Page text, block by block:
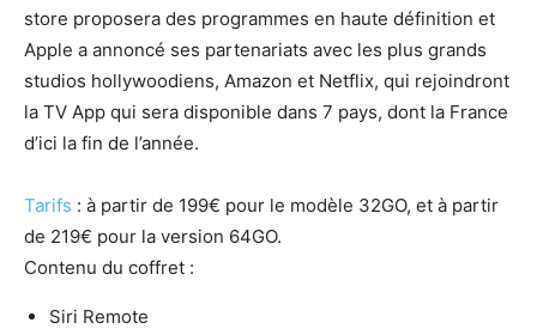
store proposera des programmes en haute définition et
Apple a annoncé ses partenariats avec les plus grands
studios hollywoodiens, Amazon et Netflix, qui rejoindront
la TV App qui sera disponible dans 7 pays, dont la France
d’ici la fin de l’année.
Tarifs : à partir de 199€ pour le modèle 32GO, et à partir
de 219€ pour la version 64GO.
Contenu du coffret :
Siri Remote